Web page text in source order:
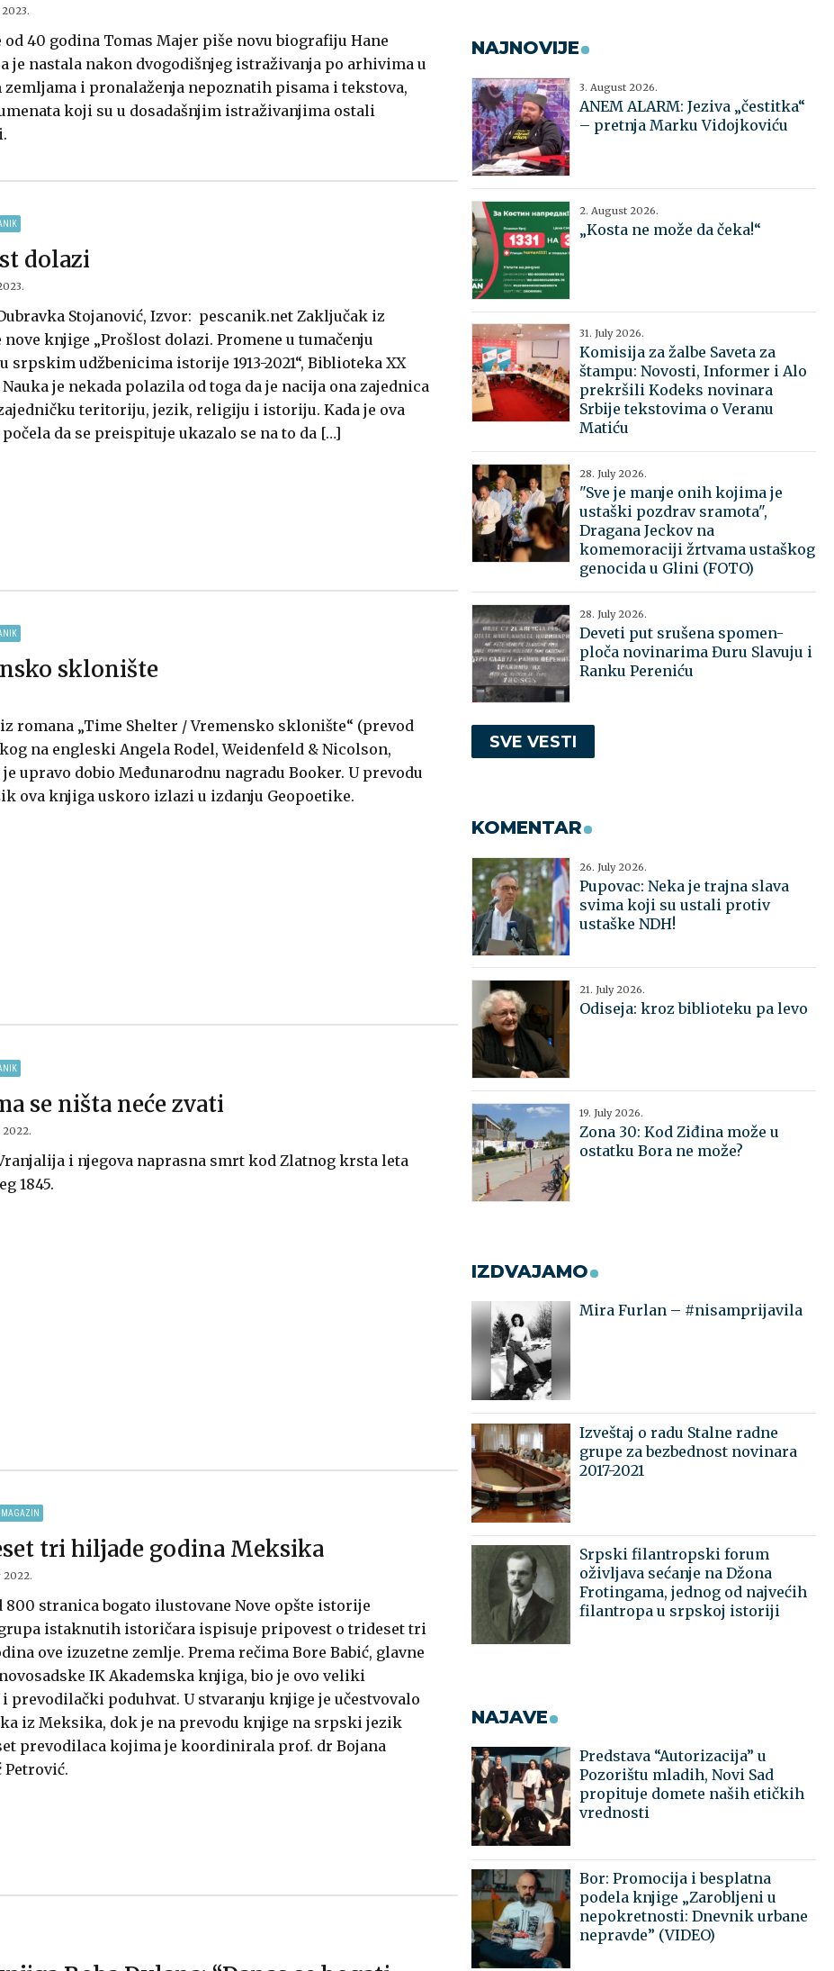
od 40 godina Tomas Majer piše novu biografiju Hane
je nastala nakon dvogodišnjeg istraživanja po arhivima u
i pronalaženja nepoznatih pisama i tekstova,
koji su u dosadašnjim istraživanjima ostali
dolazi
Stojanović, Izvor: pescanik.net Zaključak iz
knjige „Prošlost dolazi. Promene u tumačenju
srpskim udžbenicima istorije 1913-2021“, Biblioteka XX
Nauka je nekada polazila od toga da je nacija ona zajednica
teritoriju, jezik, religiju i istoriju. Kada je ova
da se preispituje ukazalo se na to da […]
sklonište
romana „Time Shelter / Vremensko sklonište“ (prevod
na engleski Angela Rodel, Weidenfeld & Nicolson,
upravo dobio Međunarodnu nagradu Booker. U prevodu
ova knjiga uskoro izlazi u izdanju Geopoetike.
se ništa neće zvati
2022.
i njegova naprasna smrt kod Zlatnog krsta leta
1845.
MAGAZIN
tri hiljade godina Meksika
2022.
800 stranica bogato ilustovane Nove opšte istorije
istaknutih istoričara ispisuje pripovest o trideset tri
ove izuzetne zemlje. Prema rečima Bore Babić, glavne
IK Akademska knjiga, bio je ovo veliki
prevodilački poduhvat. U stvaranju knjige je učestvovalo
iz Meksika, dok je na prevodu knjige na srpski jezik
prevodilaca kojima je koordinirala prof. dr Bojana
Petrović.
NAJNOVIJE
3. August 2026.
ANEM ALARM: Jeziva „čestitka“
– pretnja Marku Vidojkoviću
2. August 2026.
„Kosta ne može da čeka!“
31. July 2026.
Komisija za žalbe Saveta za
štampu: Novosti, Informer i Alo
prekršili Kodeks novinara
Srbije tekstovima o Veranu
Matiću
28. July 2026.
"Sve je manje onih kojima je
ustaški pozdrav sramota",
Dragana Jeckov na
komemoraciji žrtvama ustaškog
genocida u Glini (FOTO)
28. July 2026.
Deveti put srušena spomen-
ploča novinarima Đuru Slavuju i
Ranku Pereniću
SVE VESTI
KOMENTAR
26. July 2026.
Pupovac: Neka je trajna slava
svima koji su ustali protiv
ustaške NDH!
21. July 2026.
Odiseja: kroz biblioteku pa levo
19. July 2026.
Zona 30: Kod Ziđina može u
ostatku Bora ne može?
IZDVAJAMO
Mira Furlan – #nisamprijavila
Izveštaj o radu Stalne radne
grupe za bezbednost novinara
2017-2021
Srpski filantropski forum
oživljava sećanje na Džona
Frotingama, jednog od najvećih
filantropa u srpskoj istoriji
NAJAVE
Predstava “Autorizacija” u
Pozorištu mladih, Novi Sad
propituje domete naših etičkih
vrednosti
Bor: Promocija i besplatna
podela knjige „Zarobljeni u
nepokretnosti: Dnevnik urbane
nepravde” (VIDEO)